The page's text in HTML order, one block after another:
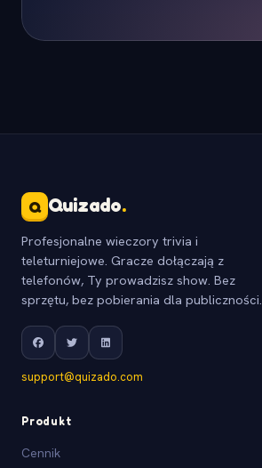
Q Quizado.
Profesjonalne wieczory trivia i
teleturniejowe. Gracze dołączają z
telefonów, Ty prowadzisz show. Bez
sprzętu, bez pobierania dla publiczności.
support@quizado.com
Produkt
Cennik